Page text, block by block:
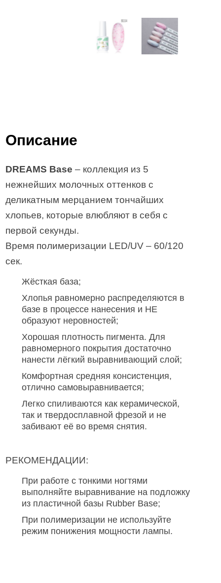
Описание
DREAMS Base – коллекция из 5
нежнейших молочных оттенков с
деликатным мерцанием тончайших
хлопьев, которые влюбляют в себя с
первой секунды.
Время полимеризации LED/UV – 60/120
сек.
Жёсткая база;
Хлопья равномерно распределяются в
базе в процессе нанесения и НЕ
образуют неровностей;
Хорошая плотность пигмента. Для
равномерного покрытия достаточно
нанести лёгкий выравнивающий слой;
Комфортная средняя консистенция,
отлично самовыравнивается;
Легко спиливаются как керамической,
так и твердосплавной фрезой и не
забивают её во время снятия.
РЕКОМЕНДАЦИИ:
При работе с тонкими ногтями
выполняйте выравнивание на подложку
из пластичной базы Rubber Base;
При полимеризации не используйте
режим понижения мощности лампы.